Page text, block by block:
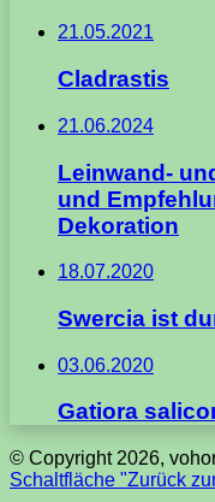
21.05.2021
Cladrastis
21.06.2024
Leinwand-
und
Dekoration
18.07.2020
Swercia ist
03.06.2020
Gatiora
© Copyright 2026,
Schaltfläche "Zurück